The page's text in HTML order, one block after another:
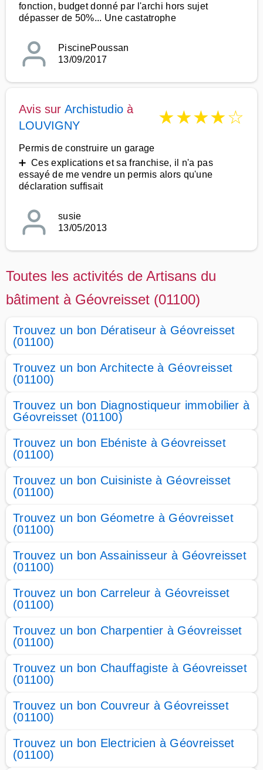
fonction, budget donné par l'archi hors sujet
dépasser de 50%... Une castatrophe
PiscinePoussan
13/09/2017
Avis sur Archistudio à
LOUVIGNY
★★★★☆
Permis de construire un garage
➕ Ces explications et sa franchise, il n'a pas
essayé de me vendre un permis alors qu'une
déclaration suffisait
susie
13/05/2013
Toutes les activités de Artisans du
bâtiment à Géovreisset (01100)
Trouvez un bon Dératiseur à Géovreisset
(01100)
Trouvez un bon Architecte à Géovreisset
(01100)
Trouvez un bon Diagnostiqueur immobilier à
Géovreisset (01100)
Trouvez un bon Ebéniste à Géovreisset
(01100)
Trouvez un bon Cuisiniste à Géovreisset
(01100)
Trouvez un bon Géometre à Géovreisset
(01100)
Trouvez un bon Assainisseur à Géovreisset
(01100)
Trouvez un bon Carreleur à Géovreisset
(01100)
Trouvez un bon Charpentier à Géovreisset
(01100)
Trouvez un bon Chauffagiste à Géovreisset
(01100)
Trouvez un bon Couvreur à Géovreisset
(01100)
Trouvez un bon Electricien à Géovreisset
(01100)